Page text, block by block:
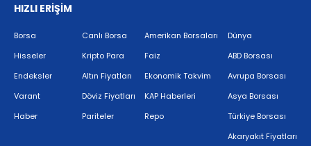
HIZLI ERİŞİM
Borsa
Hisseler
Endeksler
Varant
Haber
Canlı Borsa
Kripto Para
Altın Fiyatları
Döviz Fiyatları
Pariteler
Amerikan Borsaları
Faiz
Ekonomik Takvim
KAP Haberleri
Repo
Dünya
ABD Borsası
Avrupa Borsası
Asya Borsası
Türkiye Borsası
Akaryakıt Fiyatları